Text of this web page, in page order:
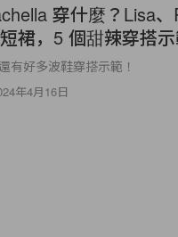
穿什麼？Lisa
裙，5 個甜辣穿搭示
有好多波鞋穿搭示範！
年4月16日